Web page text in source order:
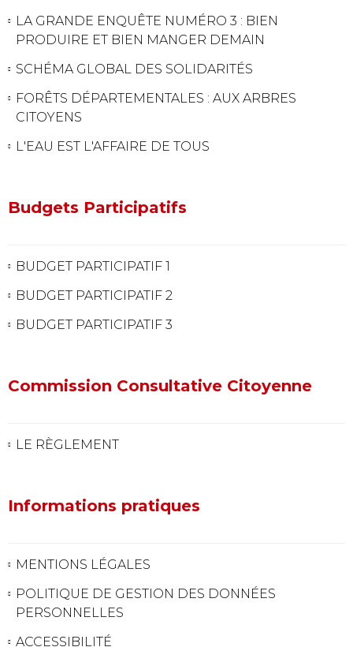
LA GRANDE ENQUÊTE NUMÉRO 3 : BIEN
PRODUIRE ET BIEN MANGER DEMAIN
SCHÉMA GLOBAL DES SOLIDARITÉS
FORÊTS DÉPARTEMENTALES : AUX ARBRES
CITOYENS
L'EAU EST L'AFFAIRE DE TOUS
Budgets Participatifs
BUDGET PARTICIPATIF 1
BUDGET PARTICIPATIF 2
BUDGET PARTICIPATIF 3
Commission Consultative Citoyenne
LE RÈGLEMENT
Informations pratiques
MENTIONS LÉGALES
POLITIQUE DE GESTION DES DONNÉES
PERSONNELLES
ACCESSIBILITÉ